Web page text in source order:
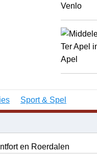
Sport & Spel
en Roerdalen